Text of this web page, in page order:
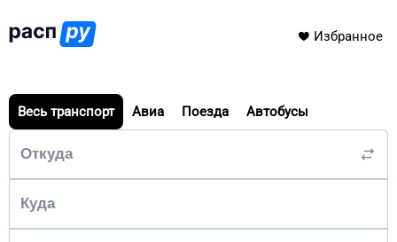
Избранное
Весь транспорт Авиа Поезда Автобусы